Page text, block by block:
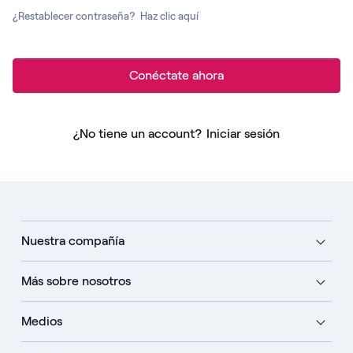
¿Restablecer contraseña? Haz clic aquí
Conéctate ahora
¿No tiene un account? Iniciar sesión
Nuestra compañía
Más sobre nosotros
Medios